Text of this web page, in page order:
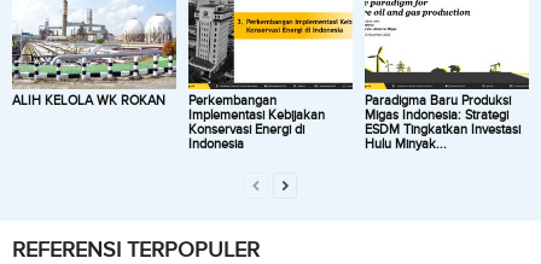
ALIH KELOLA WK ROKAN
Perkembangan
Implementasi Kebijakan
Konservasi Energi di
Indonesia
Paradigma Baru Produksi
Migas Indonesia: Strategi
ESDM Tingkatkan Investasi
Hulu Minyak...
REFERENSI TERPOPULER